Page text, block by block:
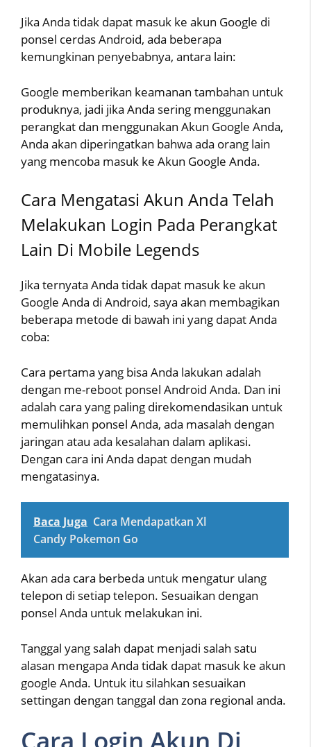
Jika Anda tidak dapat masuk ke akun Google di
ponsel cerdas Android, ada beberapa
kemungkinan penyebabnya, antara lain:
Google memberikan keamanan tambahan untuk
produknya, jadi jika Anda sering menggunakan
perangkat dan menggunakan Akun Google Anda,
Anda akan diperingatkan bahwa ada orang lain
yang mencoba masuk ke Akun Google Anda.
Cara Mengatasi Akun Anda Telah
Melakukan Login Pada Perangkat
Lain Di Mobile Legends
Jika ternyata Anda tidak dapat masuk ke akun
Google Anda di Android, saya akan membagikan
beberapa metode di bawah ini yang dapat Anda
coba:
Cara pertama yang bisa Anda lakukan adalah
dengan me-reboot ponsel Android Anda. Dan ini
adalah cara yang paling direkomendasikan untuk
memulihkan ponsel Anda, ada masalah dengan
jaringan atau ada kesalahan dalam aplikasi.
Dengan cara ini Anda dapat dengan mudah
mengatasinya.
Baca Juga Cara Mendapatkan Xl
Candy Pokemon Go
Akan ada cara berbeda untuk mengatur ulang
telepon di setiap telepon. Sesuaikan dengan
ponsel Anda untuk melakukan ini.
Tanggal yang salah dapat menjadi salah satu
alasan mengapa Anda tidak dapat masuk ke akun
google Anda. Untuk itu silahkan sesuaikan
settingan dengan tanggal dan zona regional anda.